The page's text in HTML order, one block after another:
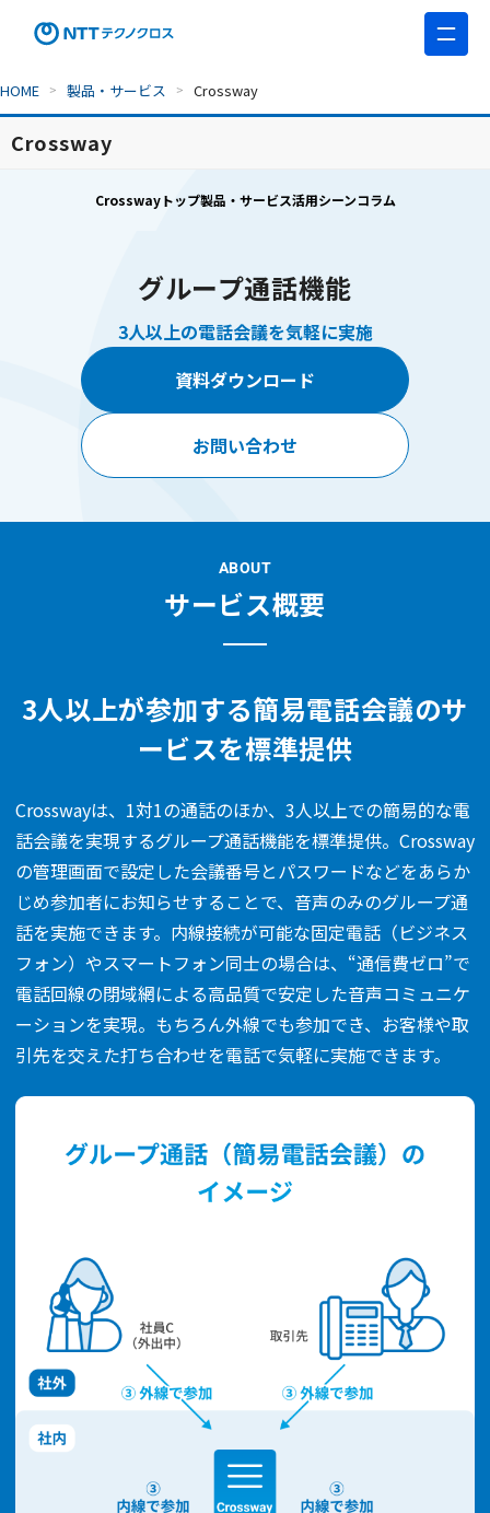
HOME 製品・サービス Crossway
Crossway
Crosswayトップ製品・サービス活用シーンコラム
グループ通話機能
3人以上の電話会議を気軽に実施
資料ダウンロード
お問い合わせ
ABOUT
サービス概要
3人以上が参加する簡易電話会議のサ
ービスを標準提供
Crosswayは、1対1の通話のほか、3人以上での簡易的な電
話会議を実現するグループ通話機能を標準提供。Crossway
の管理画面で設定した会議番号とパスワードなどをあらか
じめ参加者にお知らせすることで、音声のみのグループ通
話を実施できます。内線接続が可能な固定電話（ビジネス
フォン）やスマートフォン同士の場合は、“通信費ゼロ”で
電話回線の閉域網による高品質で安定した音声コミュニケ
ーションを実現。もちろん外線でも参加でき、お客様や取
引先を交えた打ち合わせを電話で気軽に実施できます。